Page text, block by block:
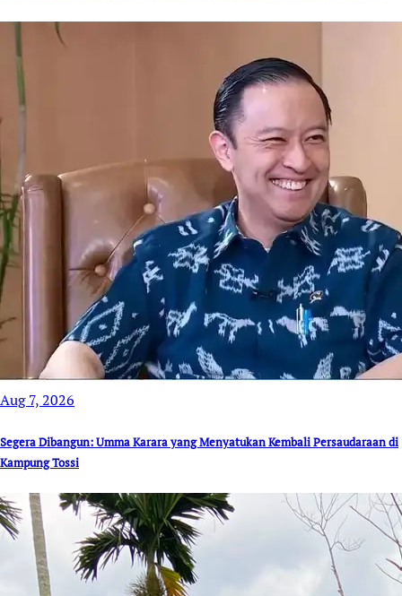
Aug 7, 2026
Segera Dibangun: Umma Karara yang Menyatukan Kembali Persaudaraan di
Kampung Tossi